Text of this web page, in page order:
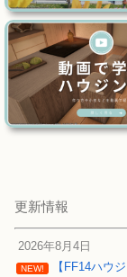
更新情報
2026年8月4日
NEW!
【FF14ハウ